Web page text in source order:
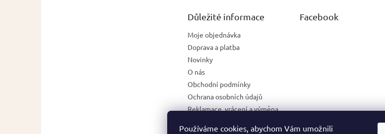
Používáme cookies, abychom Vám umožnili
Důležité informace
Moje objednávka
Doprava a platba
Novinky
O nás
Obchodní podmínky
Ochrana osobních údajů
Reklamace, vrácení a výměna
Napište nám
Facebook